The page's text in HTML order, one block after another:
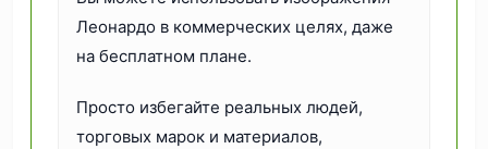
Леонардо в коммерческих целях, даже
на бесплатном плане.
Просто избегайте реальных людей,
торговых марок и материалов,